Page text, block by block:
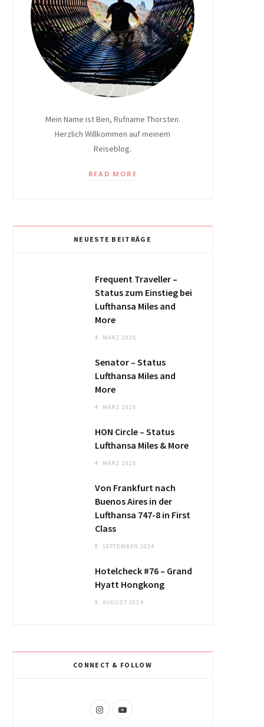
Mein Name ist Ben, Rufname Thorsten.
Herzlich Willkommen auf meinem
Reiseblog.
READ MORE
NEUESTE BEITRÄGE
Frequent Traveller –
Status zum Einstieg bei
Lufthansa Miles and
More
4. MÄRZ 2025
Senator – Status
Lufthansa Miles and
More
4. MÄRZ 2025
HON Circle – Status
Lufthansa Miles & More
4. MÄRZ 2025
Von Frankfurt nach
Buenos Aires in der
Lufthansa 747-8 in First
Class
8. SEPTEMBER 2024
Hotelcheck #76 – Grand
Hyatt Hongkong
9. AUGUST 2024
CONNECT & FOLLOW
I
Y